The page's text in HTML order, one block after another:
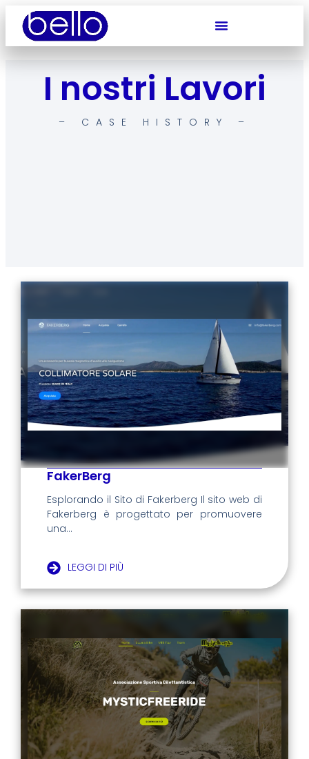
I nostri Lavori
– CASE HISTORY –
FakerBerg
Esplorando il Sito di Fakerberg Il sito web di
Fakerberg è progettato per promuovere
una...
LEGGI DI PIÙ